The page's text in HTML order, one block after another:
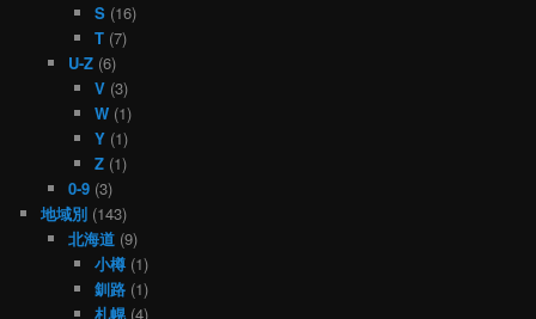
S (16)
T (7)
U-Z(6)
V (3)
W (1)
Y (1)
Z (1)
0-9(3)
地域別 (143)
北海道(9)
小樽 (1)
釧路 (1)
札幌(4)